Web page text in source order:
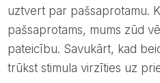
uztvert par pašsaprotamu.
pašsaprotams, mums zūd
pateicību. Savukārt, kad
trūkst stimula virzīties uz